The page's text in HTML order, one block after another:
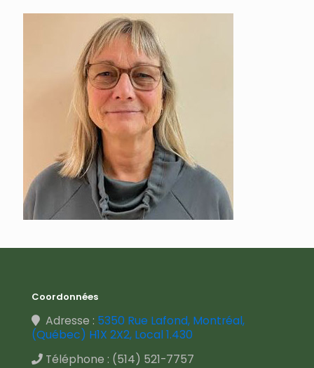
Coordonnées
Adresse : 5350 Rue Lafond, Montréal,
(Québec) H1X 2X2, Local 1.430
Téléphone : (514) 521-7757